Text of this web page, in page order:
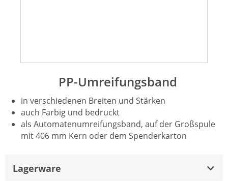
PP-Umreifungsband
in verschiedenen Breiten und Stärken
auch Farbig und bedruckt
als Automatenumreifungsband, auf der Großspule
mit 406 mm Kern oder dem Spenderkarton
Lagerware